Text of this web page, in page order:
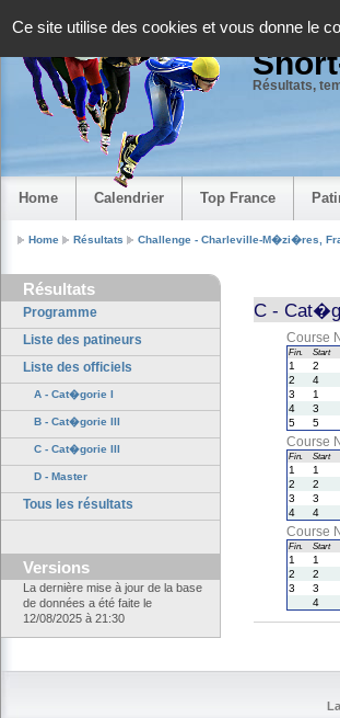
Ce site utilise des cookies et vous donne le
Résultats,
Home Calendrier Top France
Home Résultats Challenge - Charleville-M�zi�res,
Résultats
Programme
Liste des patineurs
Liste des officiels
A - Cat�gorie I
B - Cat�gorie III
C - Cat�gorie III
D - Master
Tous les résultats
Versions
La dernière mise à jour de la base
de données a été faite le
12/08/2025 à 21:30
C -
Course
Fin. Start
1 2
2
4
3
1
4
3
5
5
Course
Fin. Start
1 1
2
2
3
3
4
4
Course
Fin. Start
1 1
2
2
3
3
4